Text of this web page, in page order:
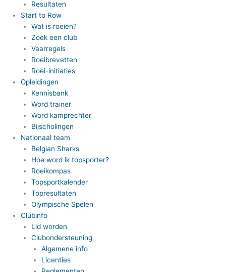
Resultaten
Start to Row
Wat is roeien?
Zoek een club
Vaarregels
Roeibrevetten
Roei-initiaties
Opleidingen
Kennisbank
Word trainer
Word kamprechter
Bijscholingen
Nationaal team
Belgian Sharks
Hoe word ik topsporter?
Roeikompas
Topsportkalender
Topresultaten
Olympische Spelen
Clubinfo
Lid worden
Clubondersteuning
Algemene info
Licenties